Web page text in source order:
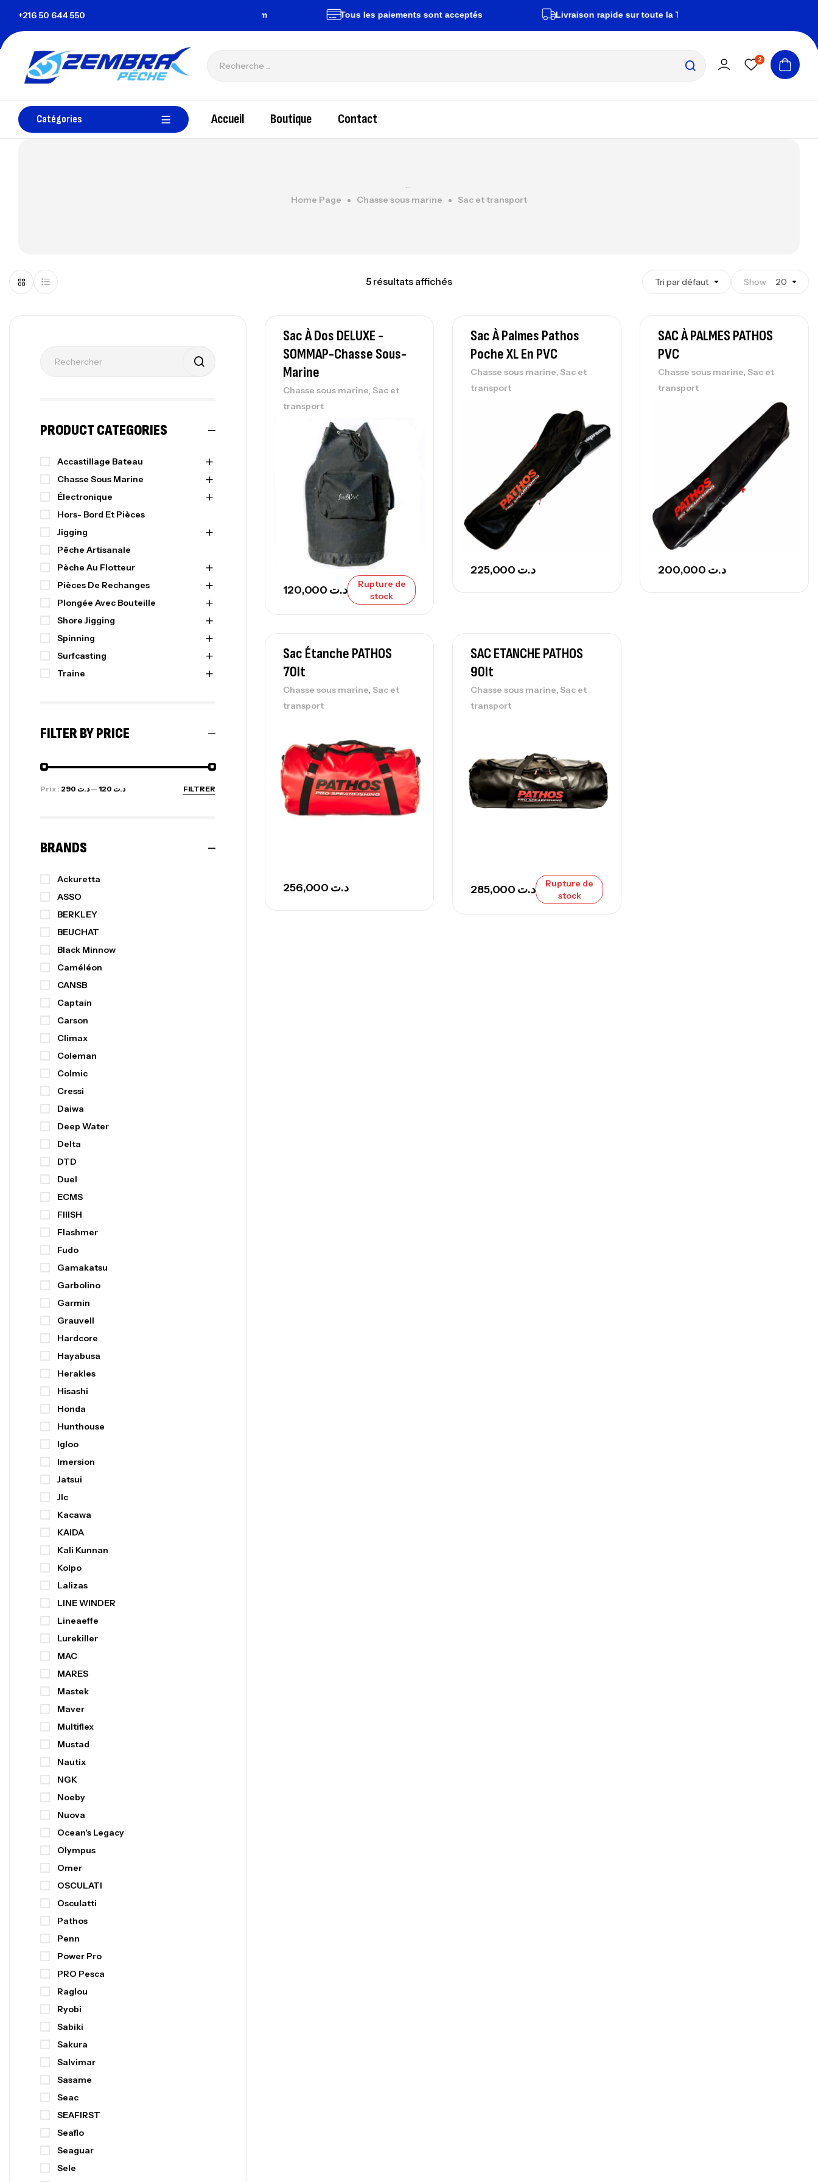
+216 50 644 550 Tous les paiements sont acceptés Livraison rapide sur toute la Tunisie
2
Catégories Accueil Boutique Contact
Home Page Chasse sous marine Sac et transport
5 résultats affichés Tri par défaut Show 20
Sac À Dos DELUXE -
SOMMAP-Chasse Sous-
Marine
Chasse sous marine, Sac et
transport
د.ت
Rupture de
stock
Sac À Palmes Pathos
Poche XL En PVC
Chasse sous marine, Sac et
transport
د.ت
SAC À PALMES PATHOS
PVC
Chasse sous marine, Sac et
transport
د.ت
Sac Étanche PATHOS
70lt
Chasse sous marine, Sac et
transport
د.ت
SAC ETANCHE PATHOS
90lt
Chasse sous marine, Sac et
transport
د.ت
Rupture de
stock
PRODUCT CATEGORIES
Accastillage Bateau
Chasse Sous Marine
Électronique
Hors- Bord Et Pièces
Jigging
Pêche Artisanale
Pèche Au Flotteur
Pièces De Rechanges
Plongée Avec Bouteille
Shore Jigging
Spinning
Surfcasting
Traine
FILTER BY PRICE
FILTRER
Prix : د.ت 120 —د.ت 290
BRANDS
Ackuretta
ASSO
BERKLEY
BEUCHAT
Black Minnow
Caméléon
CANSB
Captain
Carson
Climax
Coleman
Colmic
Cressi
Daiwa
Deep Water
Delta
DTD
Duel
ECMS
FIIISH
Flashmer
Fudo
Gamakatsu
Garbolino
Garmin
Grauvell
Hardcore
Hayabusa
Herakles
Hisashi
Honda
Hunthouse
Igloo
Imersion
Jatsui
Jlc
Kacawa
KAIDA
Kali Kunnan
Kolpo
Lalizas
LINE WINDER
Lineaeffe
Lurekiller
MAC
MARES
Mastek
Maver
Multiflex
Mustad
Nautix
NGK
Noeby
Nuova
Ocean's Legacy
Olympus
Omer
OSCULATI
Osculatti
Pathos
Penn
Power Pro
PRO Pesca
Raglou
Ryobi
Sabiki
Sakura
Salvimar
Sasame
Seac
SEAFIRST
Seaflo
Seaguar
Sele